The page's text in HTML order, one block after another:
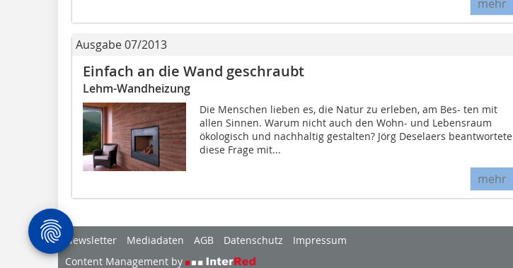
mehr
Ausgabe 07/2013
Einfach an die Wand geschraubt
Lehm-Wandheizung
Die Menschen lieben es, die Natur zu erleben, am Bes- ten mit
allen Sinnen. Warum nicht auch den Wohn- und Lebensraum
ökologisch und nachhaltig gestalten? Jörg Deselaers beantwortete
diese Frage mit...
mehr
Newsletter Mediadaten AGB Datenschutz
Impressum
Content Management by